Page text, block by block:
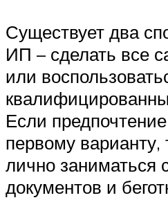
Существует два
ИП – сделать все
или
Если
первому варианту,
лично заниматься
документов и